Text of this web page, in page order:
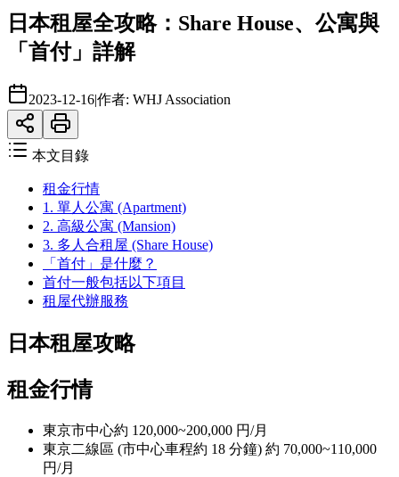
日本租屋全攻略：Share House、公寓與
「首付」詳解
2023-12-16|作者: WHJ Association
本文目錄
租金行情
1. 單人公寓 (Apartment)
2. 高級公寓 (Mansion)
3. 多人合租屋 (Share House)
「首付」是什麼？
首付一般包括以下項目
租屋代辦服務
日本租屋攻略
租金行情
東京市中心約 120,000~200,000 円/月
東京二線區 (市中心車程約 18 分鐘) 約 70,000~110,000
円/月